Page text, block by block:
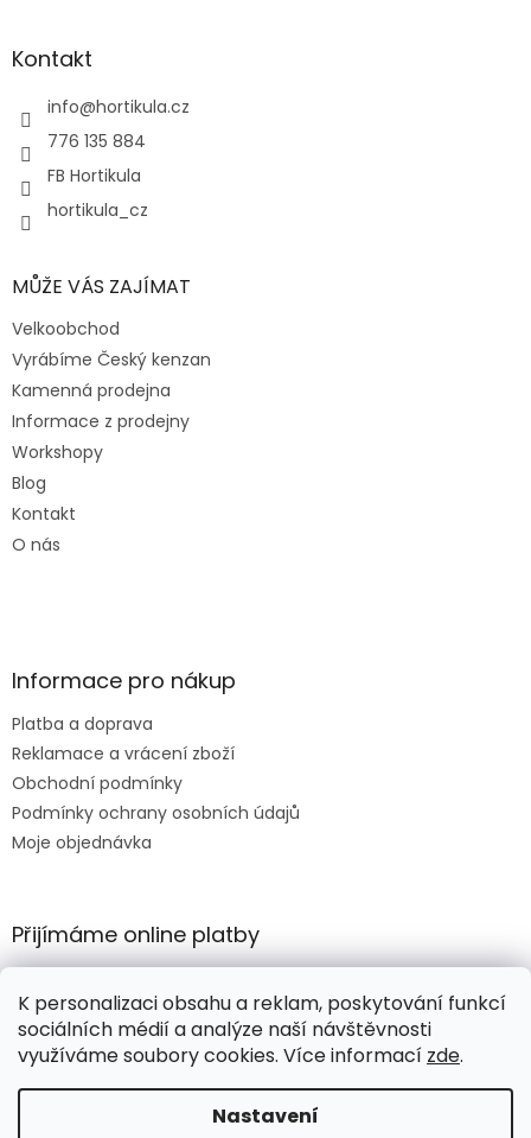
K personalizaci obsahu a reklam, poskytování funkcí
sociálních médií a analýze naší návštěvnosti
využíváme soubory cookies. Více informací zde.
Nastavení
aKontakt
info@hortikula.cz
776 135 884
FB Hortikula
hortikula_cz
MŮŽE VÁS ZAJÍMAT
Velkoobchod
Vyrábíme Český kenzan
Kamenná prodejna
Informace z prodejny
Workshopy
Blog
Kontakt
O nás
Informace pro nákup
Platba a doprava
Reklamace a vrácení zboží
Obchodní podmínky
Podmínky ochrany osobních údajů
Moje objednávka
Přijímáme online platby
Vytvořil Shoptet